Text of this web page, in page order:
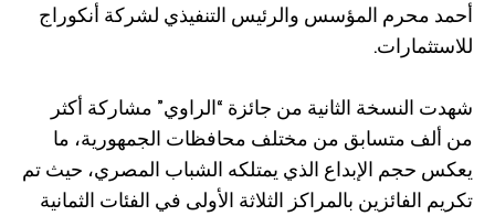
أحمد محرم المؤسس والرئيس التنفيذي لشركة أنكوراج
للاستثمارات.
شهدت النسخة الثانية من جائزة “الراوي” مشاركة أكثر
من ألف متسابق من مختلف محافظات الجمهورية، ما
يعكس حجم الإبداع الذي يمتلكه الشباب المصري، حيث تم
تكريم الفائزين بالمراكز الثلاثة الأولى في الفئات الثمانية